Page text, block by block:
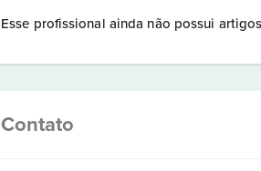
Esse profissional ainda não possui
Contato